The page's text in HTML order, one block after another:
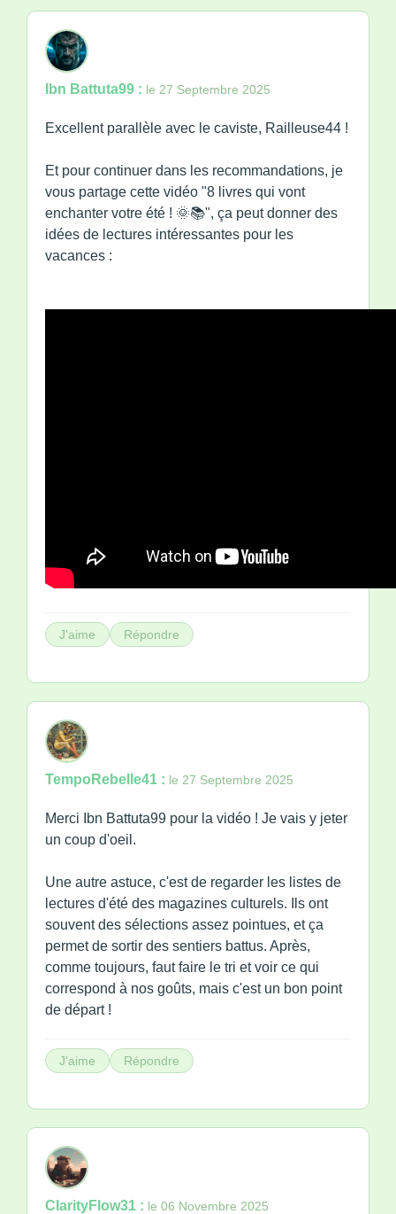
Ibn Battuta99 : le 27 Septembre 2025
Excellent parallèle avec le caviste, Railleuse44 !
Et pour continuer dans les recommandations, je
vous partage cette vidéo "8 livres qui vont
enchanter votre été ! 🌞📚", ça peut donner des
idées de lectures intéressantes pour les
vacances :
J'aime Répondre
TempoRebelle41 : le 27 Septembre 2025
Merci Ibn Battuta99 pour la vidéo ! Je vais y jeter
un coup d'oeil.
Une autre astuce, c'est de regarder les listes de
lectures d'été des magazines culturels. Ils ont
souvent des sélections assez pointues, et ça
permet de sortir des sentiers battus. Après,
comme toujours, faut faire le tri et voir ce qui
correspond à nos goûts, mais c'est un bon point
de départ !
J'aime Répondre
ClarityFlow31 : le 06 Novembre 2025